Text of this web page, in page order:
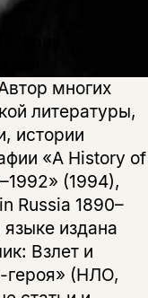
многих
литературы,
истории
«A History of
(1994),
Russia 1890–
издана
Взлет и
героя» (НЛО,